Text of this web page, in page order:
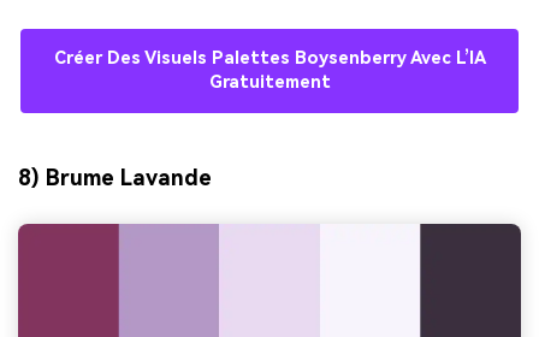
Créer Des Visuels Palettes Boysenberry Avec L’IA
Gratuitement
8) Brume Lavande